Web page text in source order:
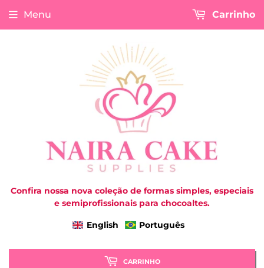
Confira nossa nova coleção de formas simples, especiais
e semiprofissionais para chocoaltes.
English Português
CARRINHO
Menu Carrinho